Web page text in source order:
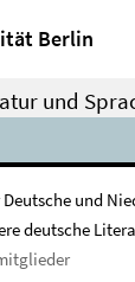
Berlin
und
und
deutsche